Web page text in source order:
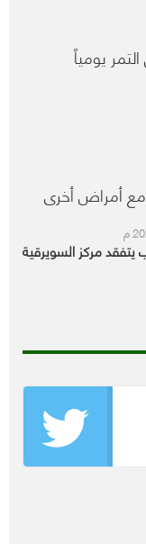
يومياً
مركز السويرقية